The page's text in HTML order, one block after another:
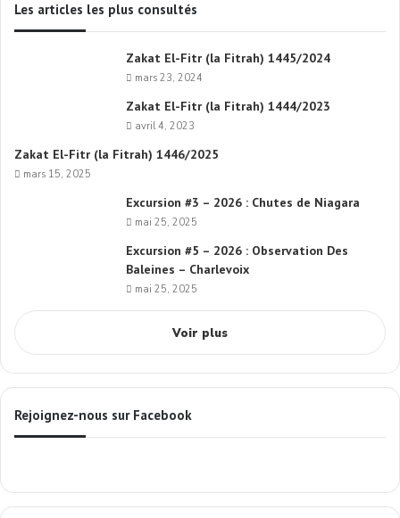
Les articles les plus consultés
Zakat El-Fitr (la Fitrah) 1445/2024
mars 23, 2024
Zakat El-Fitr (la Fitrah) 1444/2023
avril 4, 2023
Zakat El-Fitr (la Fitrah) 1446/2025
mars 15, 2025
Excursion #3 – 2026 : Chutes de Niagara
mai 25, 2025
Excursion #5 – 2026 : Observation Des
Baleines – Charlevoix
mai 25, 2025
Voir plus
Rejoignez-nous sur Facebook